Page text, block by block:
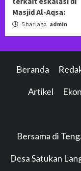
Masjid Al-Aqsa:
5 hari ago admin
Beranda
Artikel
Bersama di
Desa Satukan